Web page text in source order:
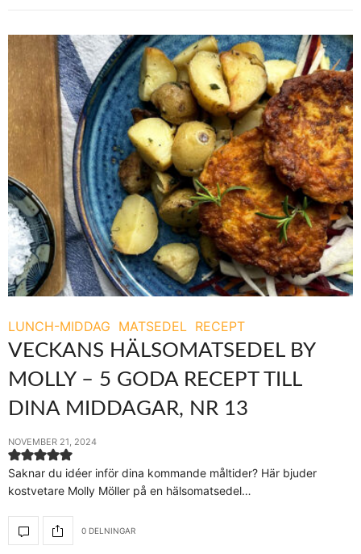
LUNCH-MIDDAG MATSEDEL RECEPT
VECKANS HÄLSOMATSEDEL BY
MOLLY – 5 GODA RECEPT TILL
DINA MIDDAGAR, NR 13
NOVEMBER 21, 2024
Saknar du idéer inför dina kommande måltider? Här bjuder
kostvetare Molly Möller på en hälsomatsedel…
0 DELNINGAR